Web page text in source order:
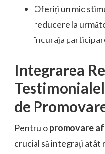
Oferiți un mic
reducere la
încuraja
Integrarea
de
Pentru opromovare
crucial să integrați atât